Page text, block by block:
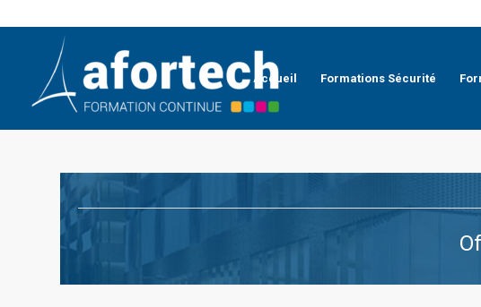
Accueil Formations Sécurité